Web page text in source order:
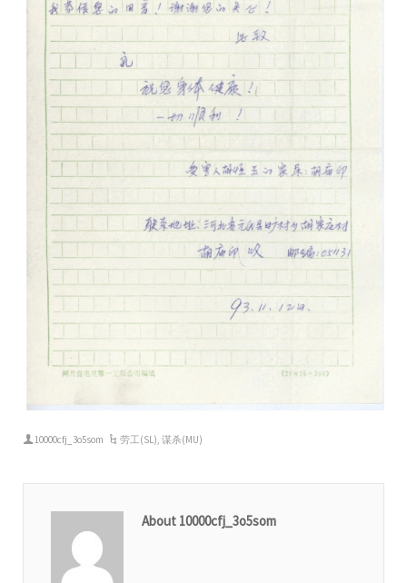
10000cfj_3o5som 劳工(SL),谋杀(MU)
About 10000cfj_3o5som